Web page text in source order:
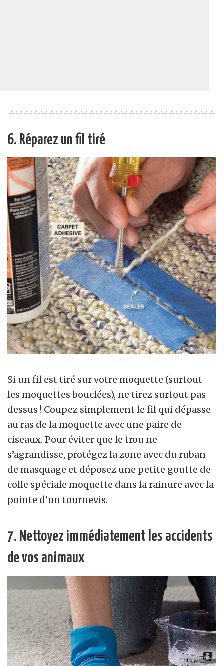
6. Réparez un fil tiré
Si un fil est tiré sur votre moquette (surtout
les moquettes bouclées), ne tirez surtout pas
dessus ! Coupez simplement le fil qui dépasse
au ras de la moquette avec une paire de
ciseaux. Pour éviter que le trou ne
s’agrandisse, protégez la zone avec du ruban
de masquage et déposez une petite goutte de
colle spéciale moquette dans la rainure avec la
pointe d’un tournevis.
7. Nettoyez immédiatement les accidents
de vos animaux